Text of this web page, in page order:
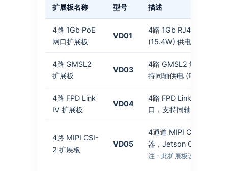
扩展板名称 型号 描述
4路 1Gb PoE
网口扩展板
VD01
4路 1Gb RJ45 PoE 输
(15.4W) 供电
4路 GMSL2
扩展板
VD03
4路 GMSL2 解串器输入
持同轴供电 (PoC)
4路 FPD Link
IV 扩展板
VD04
4路 FPD Link IV 解串器
口，支持同轴供电 (PoC)
4路 MIPI CSI-
2 扩展板
VD05
4通道 MIPI CSI-2 输入
器，Jetson Orin 开发套
注：此扩展板设计为无外